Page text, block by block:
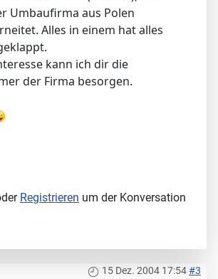
Umbaufirma aus Polen
Alles in einem hat alles
kann ich dir die
der Firma besorgen.
Registrieren um der Konversation
15 Dez. 2004 17:54#3